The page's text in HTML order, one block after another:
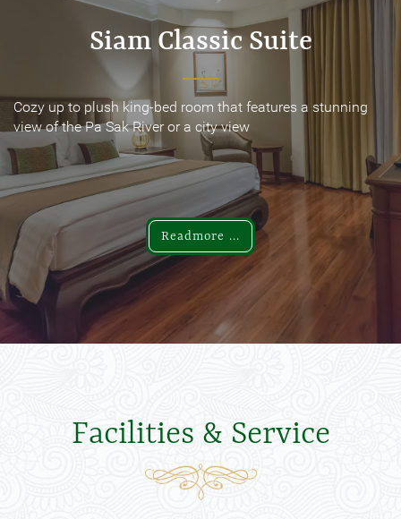
Siam Classic Suite
Cozy up to plush king-bed room that features a stunning
view of the Pa Sak River or a city view
Readmore ...
Siam Classic Suite
Cozy up to plush king-bed room that features a stunning
view of the Pa Sak River or a city view
Readmore ...
Facilities & Service